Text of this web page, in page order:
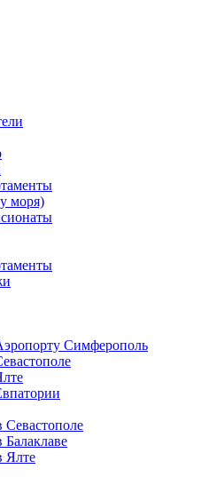
моря)
Симферополь
Севастополе
Балаклаве
Ялте